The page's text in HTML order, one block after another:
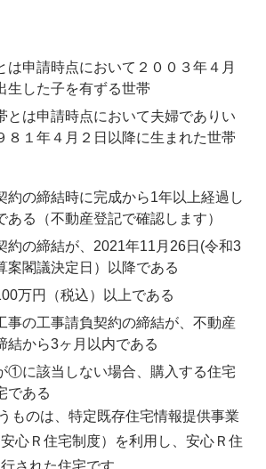
は申請時点において２００３年４月
生した子を有ずる世帯
とは申請時点において夫婦でありい
８１年４月２日以降に生まれた世帯
約の締結時に完成から1年以上経過し
ある（不動産登記で確認します）
約の締結が、2021年11月26日(令和3
案閣議決定日）以降である
万円（税込）以上である
事の工事請負契約の締結が、不動産
結から3ヶ月以内である
①に該当しない場合、購入する住宅
である
ものは、特定既存住宅情報提供事業
心Ｒ住宅制度）を利用し、安心Ｒ住